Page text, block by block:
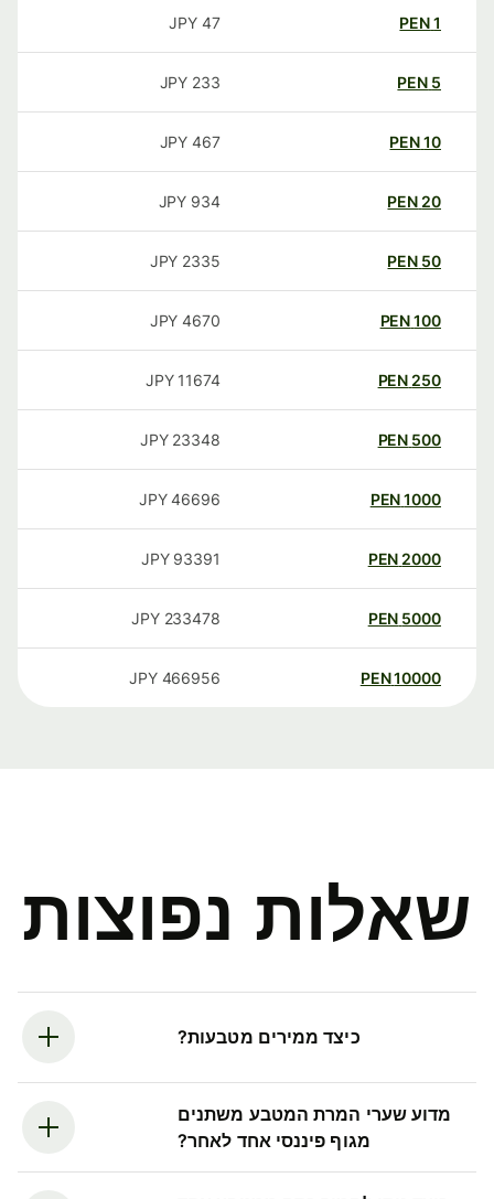
PEN
47
JPY
PEN
233
JPY
PEN
467
JPY
20
PEN
934
JPY
50
PEN
2335
JPY
100
PEN
4670
JPY
250
PEN
11674
JPY
500
PEN
23348
JPY
1000
PEN
46696
JPY
2000
PEN
93391
JPY
5000
PEN
233478
JPY
10000
PEN
466956
JPY
שאלות נפוצות
כיצד ממירים מטבעות?
מדוע שערי המרת המטבע משתנים
מגוף פיננסי אחד לאחר?